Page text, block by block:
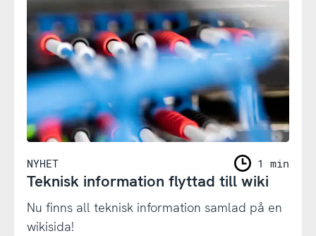
NYHET 1 min
Teknisk information flyttad till wiki
Nu finns all teknisk information samlad på en
wikisida!